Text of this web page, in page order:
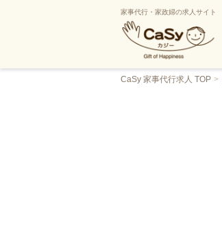
家事代行・家政婦の求人サイト
CaSy 家事代行求人 TOP